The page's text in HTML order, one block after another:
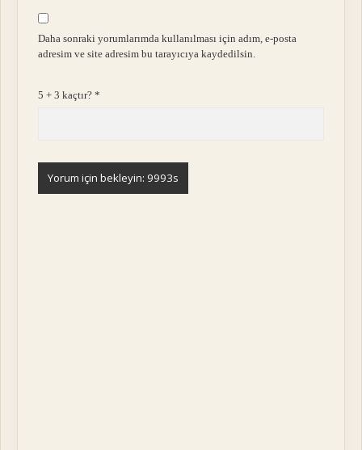
Daha sonraki yorumlarımda kullanılması için adım, e-posta
adresim ve site adresim bu tarayıcıya kaydedilsin.
5 + 3 kaçtır?*